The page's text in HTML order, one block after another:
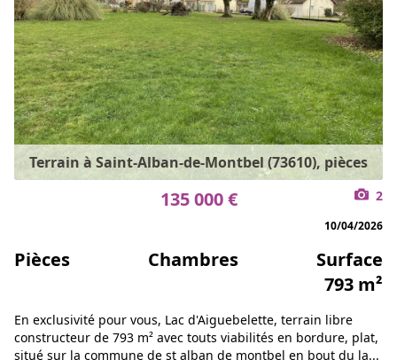
Terrain à Saint-Alban-de-Montbel (73610), pièces
135 000 € 2
10/04/2026
Pièces Chambres
Surface
793 m²
En exclusivité pour vous, Lac d'Aiguebelette, terrain libre
constructeur de 793 m² avec touts viabilités en bordure, plat,
situé sur la commune de st alban de montbel en bout du la...